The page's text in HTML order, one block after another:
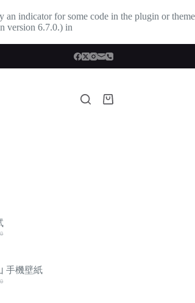
an indicator for some code in the plugin or theme
version 6.7.0.) in
购
。
手機壁紙